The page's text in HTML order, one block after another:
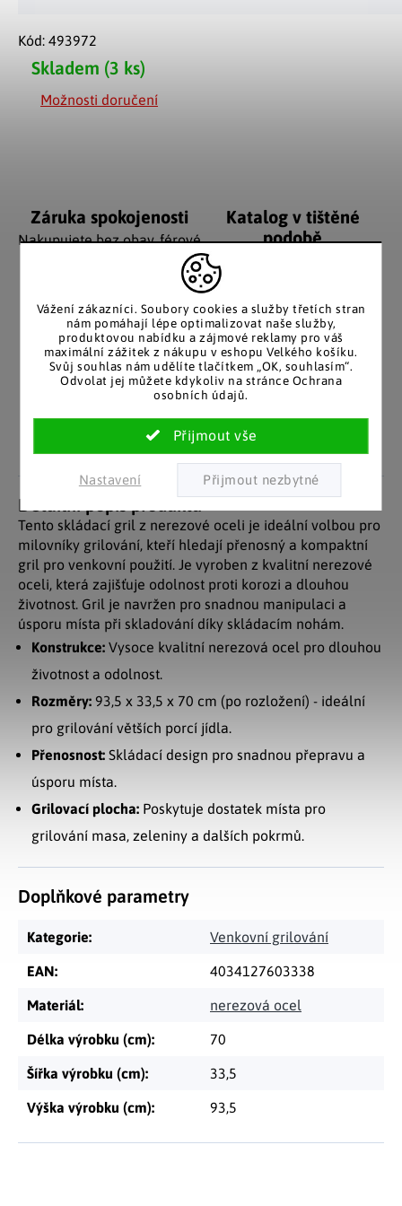
Vážení zákazníci. Soubory cookies a služby třetích stran
nám pomáhají lépe optimalizovat naše služby,
produktovou nabídku a zájmové reklamy pro váš
maximální zážitek z nákupu v eshopu Velkého košíku.
Svůj souhlas nám udělíte tlačítkem „OK, souhlasím“.
Odvolat jej můžete kdykoliv na stránce Ochrana
osobních údajů.
Nastavení
Skladem (3 ks)
Možnosti doručení
Kód: 493972
Záruka spokojenosti
Nakupujete bez obav, férové
Katalog v tištěné
podobě
posíláme papírový katalog
Pozitivní ohlasy
zákazníků
Za desítky let na trhu jsme
nasbírali stovky tisíc
spokojených zákazníků.
EU distribuce
Z českých skladů pro české
se zárukou původu.
Detailní popis produktu
Tento skládací gril z nerezové oceli je ideální volbou pro
milovníky grilování, kteří hledají přenosný a kompaktní
gril pro venkovní použití. Je vyroben z kvalitní nerezové
oceli, která zajišťuje odolnost proti korozi a dlouhou
životnost. Gril je navržen pro snadnou manipulaci a
úsporu místa při skladování díky skládacím nohám.
Konstrukce: Vysoce kvalitní nerezová ocel pro dlouhou
životnost a odolnost.
Rozměry: 93,5 x 33,5 x 70 cm (po rozložení) - ideální
pro grilování větších porcí jídla.
Přenosnost: Skládací design pro snadnou přepravu a
úsporu místa.
Grilovací plocha: Poskytuje dostatek místa pro
grilování masa, zeleniny a dalších pokrmů.
Doplňkové parametry
Kategorie: Venkovní grilování
EAN: 4034127603338
Materiál: nerezová ocel
Délka výrobku (cm): 70
Šířka výrobku (cm): 33,5
Výška výrobku (cm): 93,5